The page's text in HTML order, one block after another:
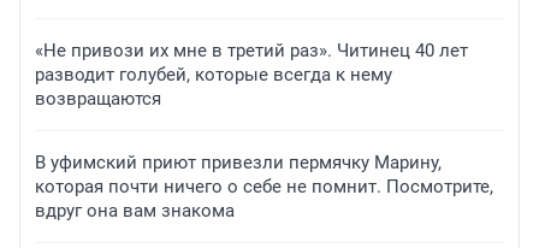
«Не привози их мне в третий раз». Читинец 40 лет
разводит голубей, которые всегда к нему
возвращаются
В уфимский приют привезли пермячку Марину,
которая почти ничего о себе не помнит. Посмотрите,
вдруг она вам знакома